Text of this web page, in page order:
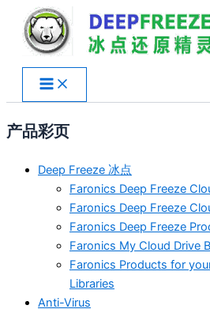
产品彩页
Deep Freeze 冰点
Faronics Deep Freeze
Faronics Deep Freeze
Faronics Deep Freeze
Faronics My Cloud Drive
Faronics Products for
Libraries
Anti-Virus